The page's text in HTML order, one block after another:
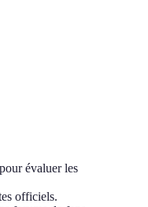
évaluer les
officiels.